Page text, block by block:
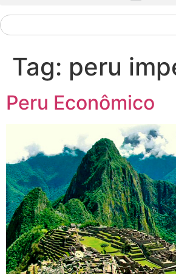
Tag: peru
Peru Econômico